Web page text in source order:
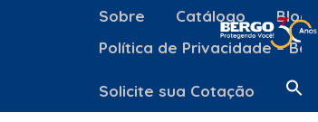
Sobre Catálogo Blog
Política de Privacidade –
Solicite sua Cotação